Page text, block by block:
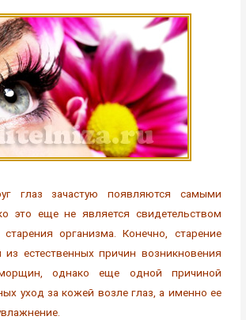
глаз зачастую появляются самыми
это еще не является свидетельством
организма. Конечно, старение
из естественных причин возникновения
однако еще одной причиной
уход за кожей возле глаз, а именно ее